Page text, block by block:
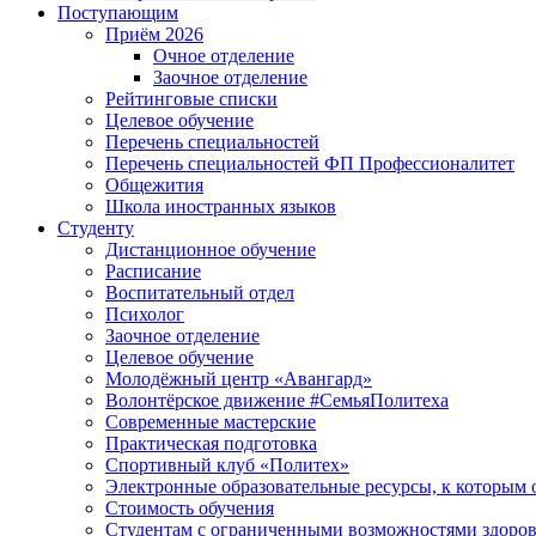
Поступающим
Приём 2026
Очное отделение
Заочное отделение
Рейтинговые списки
Целевое обучение
Перечень специальностей
Перечень специальностей ФП Профессионалитет
Общежития
Школа иностранных языков
Студенту
Дистанционное обучение
Расписание
Воспитательный отдел
Психолог
Заочное отделение
Целевое обучение
Молодёжный центр «Авангард»
Волонтёрское движение #СемьяПолитеха
Современные мастерские
Практическая подготовка
Спортивный клуб «Политех»
Электронные образовательные ресурсы, к которым
Стоимость обучения
Студентам с ограниченными возможностями